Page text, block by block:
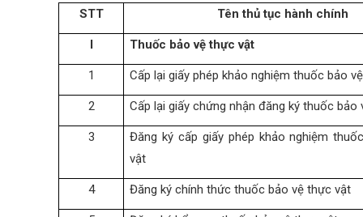
STT Tên thủ tục hành chính
I Thuốc bảo vệ thực vật
1 Cấp lại giấy phép khảo nghiệm thuốc bảo
2 Cấp lại giấy chứng nhận đăng ký thuốc bảo
3
Đăng ký cấp giấy phép khảo nghiệm
vật
4 Đăng ký chính thức thuốc bảo vệ thực vật